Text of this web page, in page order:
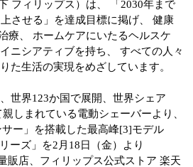
フィリップス）は、 「2030年まで
させる」を達成目標に掲げ、 健康
療、 ホームケアにいたるヘルスケ
ニシアティブを持ち、 すべての人々
た生活の実現をめざしています。
世界123か国で展開、世界シェア
しまれている電動シェーバーより、
ー」を搭載した最高峰[3]モデル
ーズ」を2月18日（金）より
販店、フィリップス公式ストア 楽天